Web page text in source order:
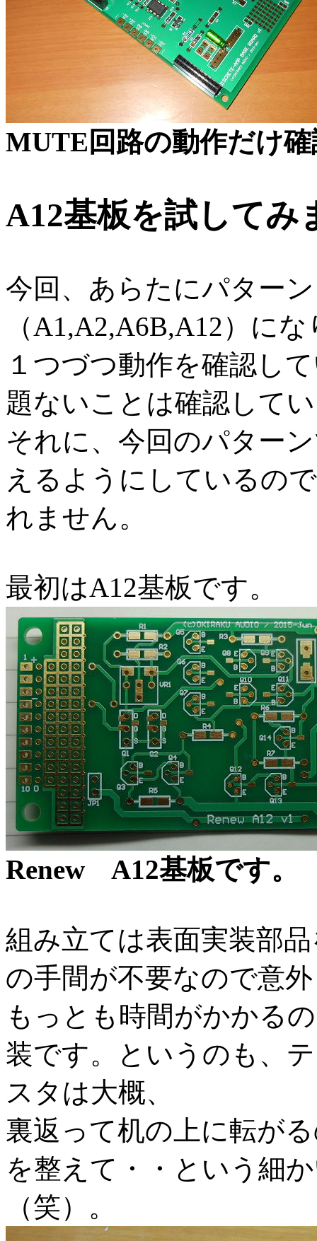
MUTE回路の動作だけ
A12基板を試してみ
今回、あらたにパター
（A1,A2,A6B,A12）に
１つづつ動作を確認し
題ないことは確認して
それに、今回のパター
えるようにしているの
れません。
最初はA12基板です。
Renew A12基板です。
組み立ては表面実装部
の手間が不要なので意
もっとも時間がかかる
装です。というのも、
スタは大概、
裏返って机の上に転が
を整えて・・という細
（笑）。